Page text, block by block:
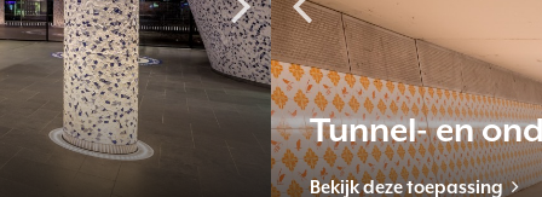
straatverlichtingSchoonhoven
Tunnel- en
Bekijk deze toepassing